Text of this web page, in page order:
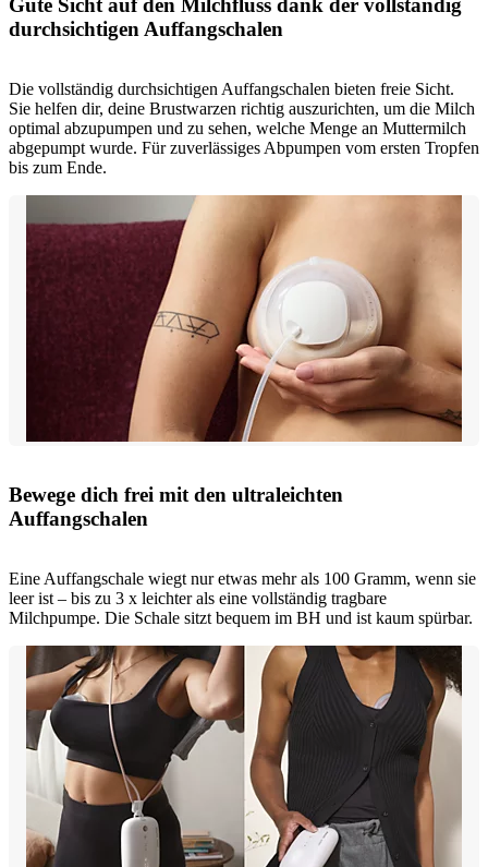
Gute Sicht auf den Milchfluss dank der vollständig
durchsichtigen Auffangschalen
Die vollständig durchsichtigen Auffangschalen bieten freie Sicht.
Sie helfen dir, deine Brustwarzen richtig auszurichten, um die Milch
optimal abzupumpen und zu sehen, welche Menge an Muttermilch
abgepumpt wurde. Für zuverlässiges Abpumpen vom ersten Tropfen
bis zum Ende.
Bewege dich frei mit den ultraleichten
Auffangschalen
Eine Auffangschale wiegt nur etwas mehr als 100 Gramm, wenn sie
leer ist – bis zu 3 x leichter als eine vollständig tragbare
Milchpumpe. Die Schale sitzt bequem im BH und ist kaum spürbar.